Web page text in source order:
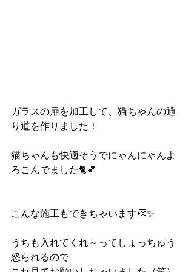
ガラスの扉を加工して、猫ちゃんの通
り道を作りました！
猫ちゃんも快適そうでにゃんにゃんよ
ろこんでました🐈💕
こんな施工もできちゃいます👏✨
うちも入れてくれ～ってしょっちゅう
怒られるので